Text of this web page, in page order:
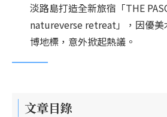
淡路島打造全新旅宿「THE
natureverse retreat」，因優美
博地標，意外掀起熱議。
文章目錄